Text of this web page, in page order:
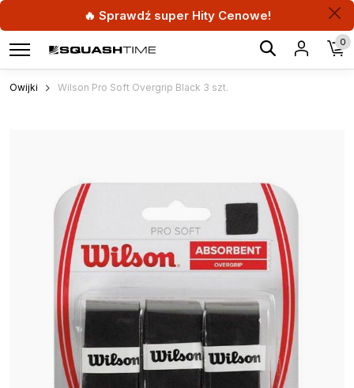
🔥 Sprawdź super Hity Cenowe!
0
Owijki Wilson Pro Soft Overgrip Black 3 szt.